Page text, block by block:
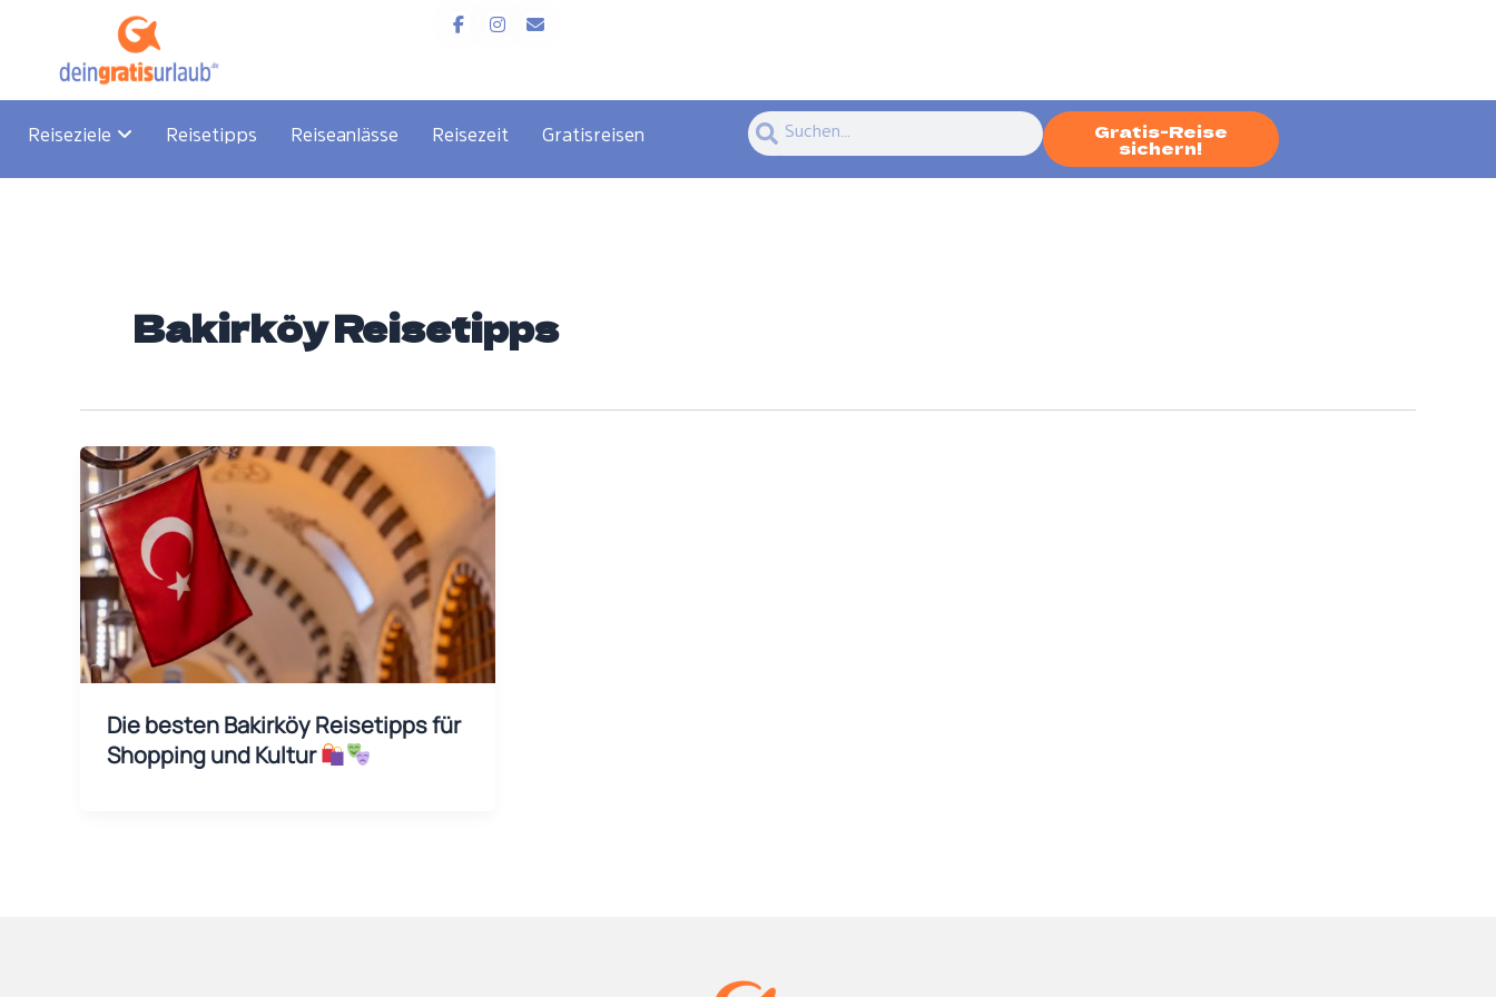
springen
Reiseziele Reisetipps Reiseanlässe Reisezeit Gratisreisen
SucheSuche Gratis-Reise
sichern!
Bakirköy Reisetipps
Die besten Bakirköy Reisetipps für
Shopping und Kultur